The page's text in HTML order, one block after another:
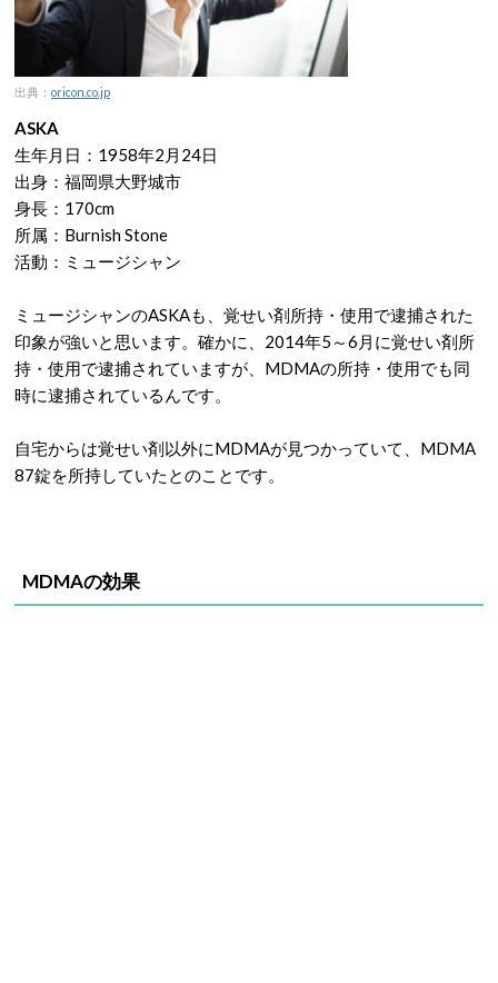
出典： oricon.co.jp
ASKA
生年月日：1958年2月24日
出身：福岡県大野城市
身長：170cm
所属：Burnish Stone
活動：ミュージシャン
ミュージシャンのASKAも、覚せい剤所持・使用で逮捕された
印象が強いと思います。確かに、2014年5～6月に覚せい剤所
持・使用で逮捕されていますが、MDMAの所持・使用でも同
時に逮捕されているんです。
自宅からは覚せい剤以外にMDMAが見つかっていて、MDMA
87錠を所持していたとのことです。
MDMAの効果